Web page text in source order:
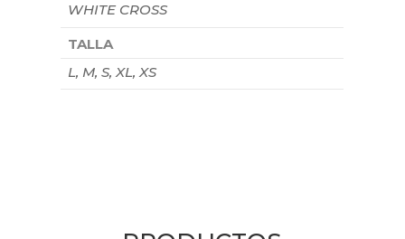
WHITE CROSS
TALLA
L, M, S, XL, XS